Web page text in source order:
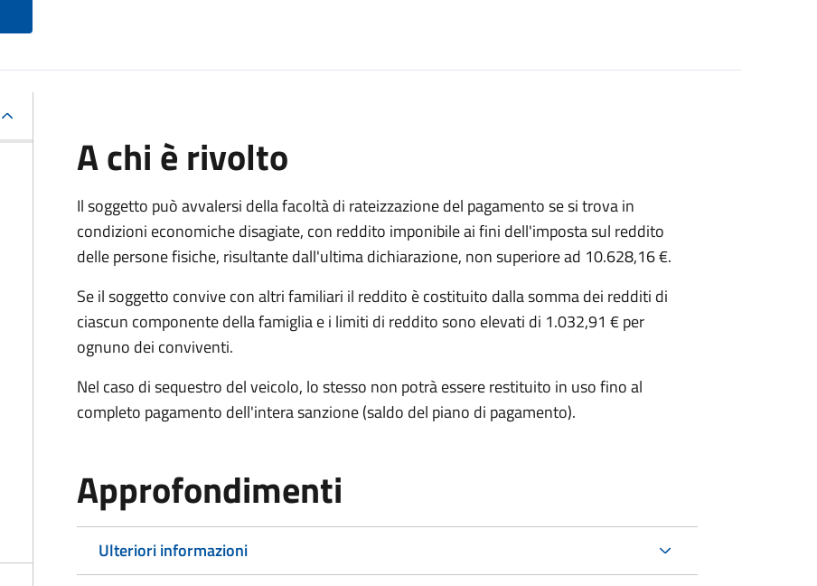
A chi è rivolto
Il soggetto può avvalersi della facoltà di rateizzazione del pagamento se si trova in
condizioni economiche disagiate, con reddito imponibile ai fini dell'imposta sul reddito
delle persone fisiche, risultante dall'ultima dichiarazione, non superiore ad 10.628,16 €.
Se il soggetto convive con altri familiari il reddito è costituito dalla somma dei redditi di
ciascun componente della famiglia e i limiti di reddito sono elevati di 1.032,91 € per
ognuno dei conviventi.
Nel caso di sequestro del veicolo, lo stesso non potrà essere restituito in uso fino al
completo pagamento dell'intera sanzione (saldo del piano di pagamento).
Approfondimenti
Ulteriori informazioni